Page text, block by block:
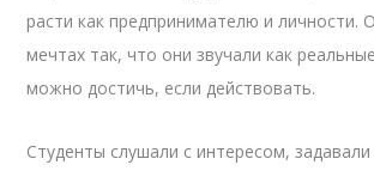
расти как предпринимателю и личности.
мечтах так, что они звучали как
можно достичь, если действовать.
Студенты слушали с интересом,